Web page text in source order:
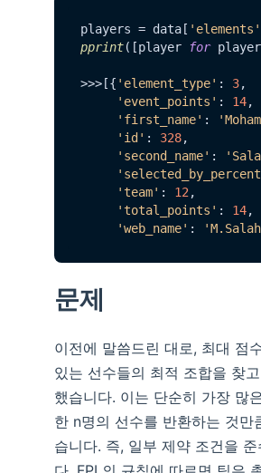
players = data[ 'elements'
pprint([player for player
>>>[{ 'element_type' : 3,
'event_points' : 14,
'first_name' :
'id' : 328,
'second_name' :
'team' : 12,
'total_points' : 14,
'web_name' :
문제
이전에 말씀드린 대로, 최대 점
있는 선수들의 최적 조합을 찾
했습니다. 이는 단순히 가장 많
한 n명의 선수를 반환하는 것만
습니다. 즉, 일부 제약 조건을 준